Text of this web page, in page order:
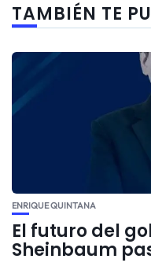
TAMBIÉN TE
ENRIQUE QUINTANA
El futuro del
Sheinbaum